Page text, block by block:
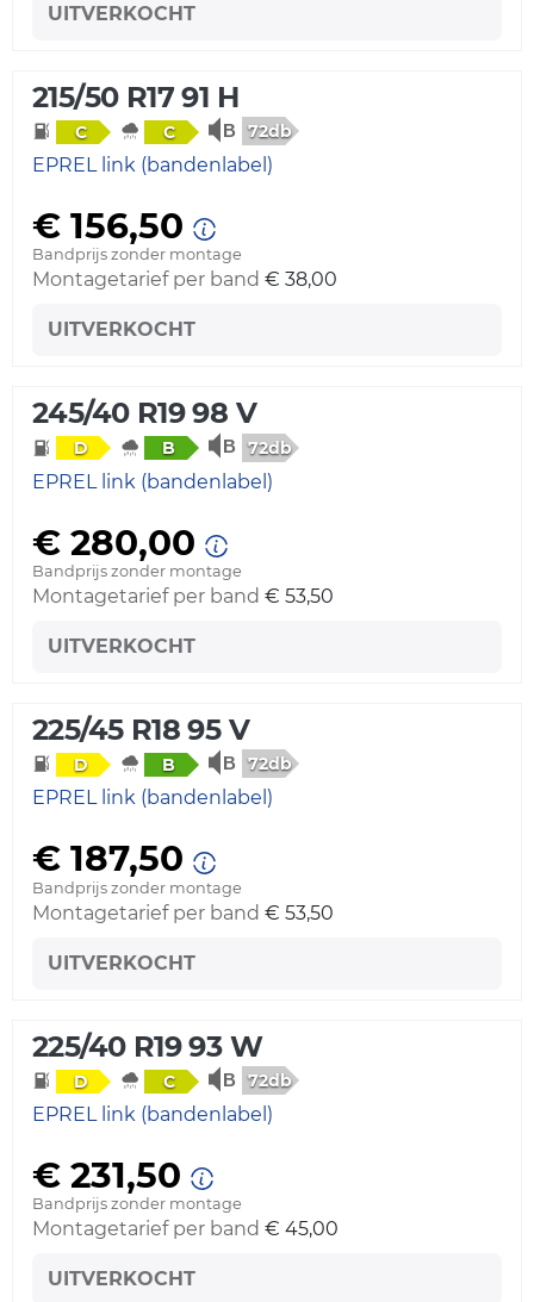
UITVERKOCHT
215/50 R17 91 H
C C 72db
EPREL link (bandenlabel)
€ 156,50
Bandprijs zonder montage
Montagetarief per band € 38,00
UITVERKOCHT
245/40 R19 98 V
D B 72db
EPREL link (bandenlabel)
€ 280,00
Bandprijs zonder montage
Montagetarief per band € 53,50
UITVERKOCHT
225/45 R18 95 V
D B 72db
EPREL link (bandenlabel)
€ 187,50
Bandprijs zonder montage
Montagetarief per band € 53,50
UITVERKOCHT
225/40 R19 93 W
D C 72db
EPREL link (bandenlabel)
€ 231,50
Bandprijs zonder montage
Montagetarief per band € 45,00
UITVERKOCHT